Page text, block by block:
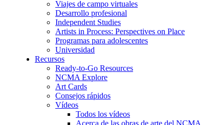
Viajes de campo virtuales
Desarrollo profesional
Independent Studies
Artists in Process: Perspectives on Place
Programas para adolescentes
Universidad
Recursos
Ready-to-Go Resources
NCMA Explore
Art Cards
Consejos rápidos
Vídeos
Todos los vídeos
Acerca de las obras de arte del NCMA